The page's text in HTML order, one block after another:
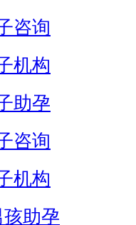
咨询
机构
助孕
咨询
机构
孩助孕